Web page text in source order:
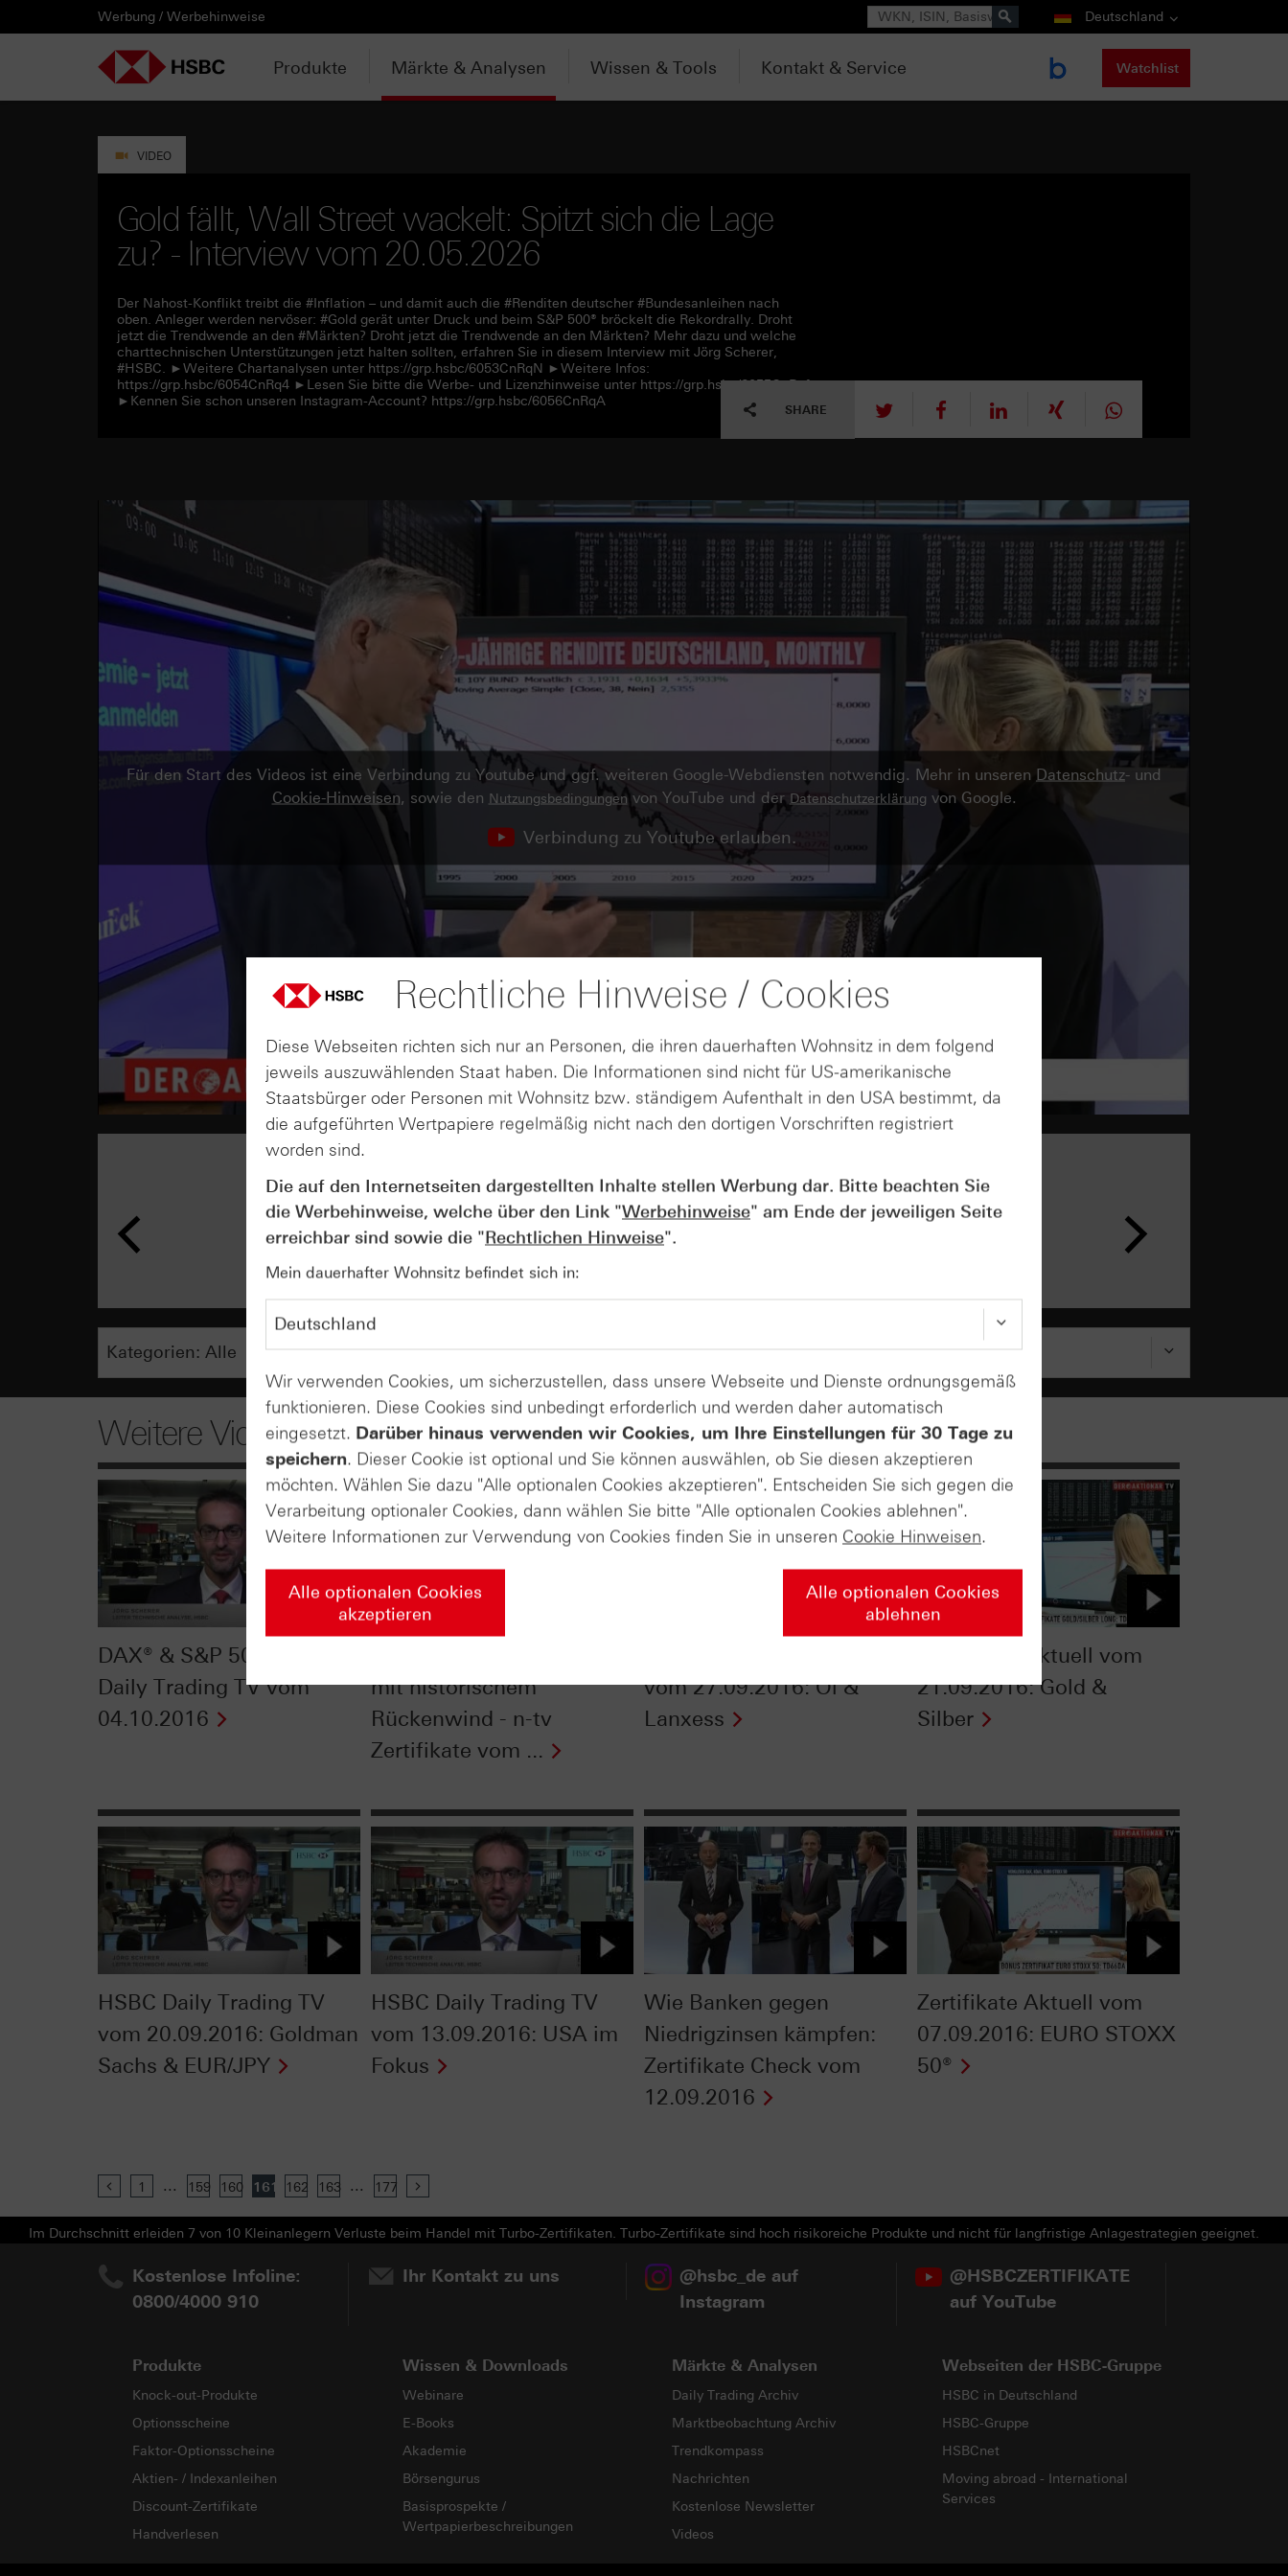
PRODUKTE
HEBELPRODUKTE
MÄRKTE & ANALYSEN
WISSEN & TOOLS
KONTAKT & SERVICE
DOWNLOADCENTER
LÄNDERAUSWAHL
Deutschland
AUSGEWÄHLTE SEITEN
HEBELPRODUKTE
Knock-out-Produkte
Weitere Hebelprodukte
Ausgestoppte Produkte
Intraday-Emissionen
ANLAGEPRODUKTE
Aktien- / Indexanleihen
Discount-Zertifikate
Express-Zertifikate
AKTUELLES
Neuemissionen
Trading-Aktionen
Intraday-Emissionen
ANALYSEN
Daily Trading
Trendkompass
Newsletter-Abonnement
VIDEOS
ntv-Zertifikate mit HSBC
Zertifikate Aktuell mit HSBC
WATCHLIST
Login / Zur Watchlist
WEBINARE
Webinartermine
WISSEN
kostenlose eBooks
Aktien- / Indexanleihen Rechner
Open End Knock-out-Produkte
KONTAKT
Kontaktformular
SERVICE
Wir über uns
DOWNLOADCENTER
Basisprospekte /
Wertpapierbeschreibungen
Unvollständige
Werbung / Werbehinweise Suche Deutschland
Produkte Märkte & Analysen Wissen & Tools Kontakt & Service Watchlist
VIDEO
Gold fällt, Wall Street wackelt: Spitzt sich die Lage
zu? - Interview vom 20.05.2026
Der Nahost-Konflikt treibt die #Inflation – und damit auch die #Renditen deutscher #Bundesanleihen nach
oben. Anleger werden nervöser: #Gold gerät unter Druck und beim S&P 500® bröckelt die Rekordrally. Droht
jetzt die Trendwende an den #Märkten? Droht jetzt die Trendwende an den Märkten? Mehr dazu und welche
charttechnischen Unterstützungen jetzt halten sollten, erfahren Sie in diesem Interview mit Jörg Scherer,
#HSBC. ►Weitere Chartanalysen unter https://grp.hsbc/6053CnRqN ►Weitere Infos:
https://grp.hsbc/6054CnRq4 ►Lesen Sie bitte die Werbe- und Lizenzhinweise unter https://grp.hsbc/6055CnRqf
►Kennen Sie schon unseren Instagram-Account? https://grp.hsbc/6056CnRqA
SHARE tweet mitteilen
Für den Start des Videos ist eine Verbindung zu Youtube und ggf. weiteren Google-Webdiensten notwendig. Mehr in unseren Datenschutz- und
Cookie-Hinweisen, sowie den Nutzungsbedingungenvon YouTube und der Datenschutzerklärung von Google.
Verbindung zu Youtube erlauben.
AUGUST
04
Der Blick ins Kleingedruckte: Kosten &
Kündigungen bei Derivaten - Webinar
vom 04.08.2026
Weitere Videos
DAX® & S&P 500®: HSBC
Daily Trading TV vom
04.10.2016
mit historischem
Rückenwind - n-tv
Zertifikate vom ...
vom 27.09.2016: Öl &
Lanxess
Zertifikate Aktuell vom
21.09.2016: Gold &
Silber
HSBC Daily Trading TV
vom 20.09.2016: Goldman
Sachs & EUR/JPY
HSBC Daily Trading TV
vom 13.09.2016: USA im
Fokus
Wie Banken gegen
Niedrigzinsen kämpfen:
Zertifikate Check vom
12.09.2016
Zertifikate Aktuell vom
07.09.2016: EURO STOXX
50®
Previous
1 ... 159 160 161 162 163 ... 177
Im Durchschnitt erleiden 7 von 10 Kleinanlegern Verluste beim Handel mit Turbo-Zertifikaten. Turbo-Zertifikate sind hoch risikoreiche Produkte und nicht für langfristige Anlagestrategien geeignet.
Kostenlose Infoline:
0800/4000 910
Ihr Kontakt zu uns
@hsbc_de auf
Instagram
@HSBCZERTIFIKATE
auf YouTube
Produkte
Knock-out-Produkte
Optionsscheine
Faktor-Optionsscheine
Aktien- / Indexanleihen
Discount-Zertifikate
Handverlesen
Wissen & Downloads
Webinare
E-Books
Akademie
Börsengurus
Basisprospekte /
Wertpapierbeschreibungen
Märkte & Analysen
Daily Trading Archiv
Marktbeobachtung Archiv
Trendkompass
Nachrichten
Kostenlose Newsletter
Videos
Webseiten der HSBC-Gruppe
HSBC in Deutschland
HSBC-Gruppe
HSBCnet
Moving abroad - International
Services
Rechtliche Hinweise / Cookies
Diese Webseiten richten sich nur an Personen, die ihren dauerhaften Wohnsitz in dem folgend
jeweils auszuwählenden Staat haben. Die Informationen sind nicht für US-amerikanische
Staatsbürger oder Personen mit Wohnsitz bzw. ständigem Aufenthalt in den USA bestimmt, da
die aufgeführten Wertpapiere regelmäßig nicht nach den dortigen Vorschriften registriert
worden sind.
Die auf den Internetseiten dargestellten Inhalte stellen Werbung dar. Bitte beachten Sie
die Werbehinweise, welche über den Link "Werbehinweise" am Ende der jeweiligen Seite
erreichbar sind sowie die "Rechtlichen Hinweise".
Mein dauerhafter Wohnsitz befindet sich in:
Wir verwenden Cookies, um sicherzustellen, dass unsere Webseite und Dienste ordnungsgemäß
funktionieren. Diese Cookies sind unbedingt erforderlich und werden daher automatisch
eingesetzt. Darüber hinaus verwenden wir Cookies, um Ihre Einstellungen für 30 Tage zu
speichern. Dieser Cookie ist optional und Sie können auswählen, ob Sie diesen akzeptieren
möchten. Wählen Sie dazu "Alle optionalen Cookies akzeptieren". Entscheiden Sie sich gegen die
Verarbeitung optionaler Cookies, dann wählen Sie bitte "Alle optionalen Cookies ablehnen".
Weitere Informationen zur Verwendung von Cookies finden Sie in unseren Cookie Hinweisen.
Alle optionalen Cookies
akzeptieren
Alle optionalen Cookies
ablehnen